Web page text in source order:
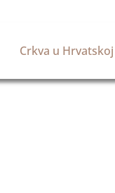
Crkva u Hrvatskoj